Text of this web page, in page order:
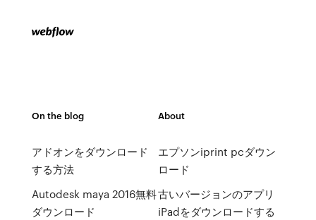
On the blog
アドオンをダウンロード
する方法
Autodesk maya 2016無料
ダウンロード
About
エプソンiprint pcダウン
ロード
古いバージョンのアプリ
iPadをダウンロードする